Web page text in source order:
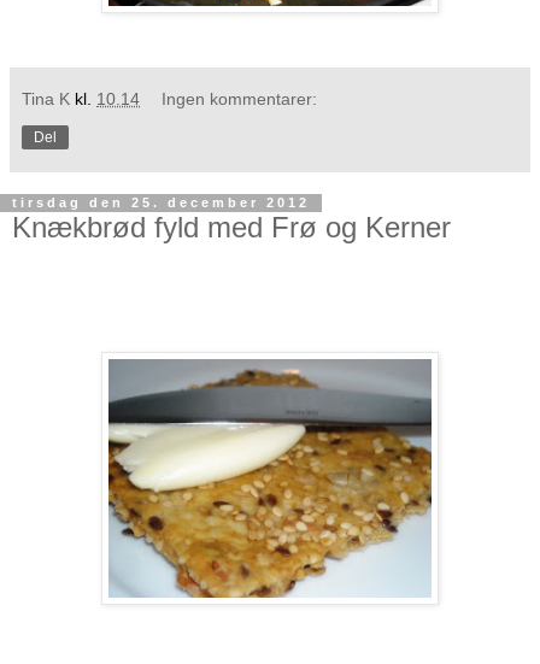
Tina K kl. 10.14 Ingen kommentarer:
Del
tirsdag den 25. december 2012
Knækbrød fyld med Frø og Kerner